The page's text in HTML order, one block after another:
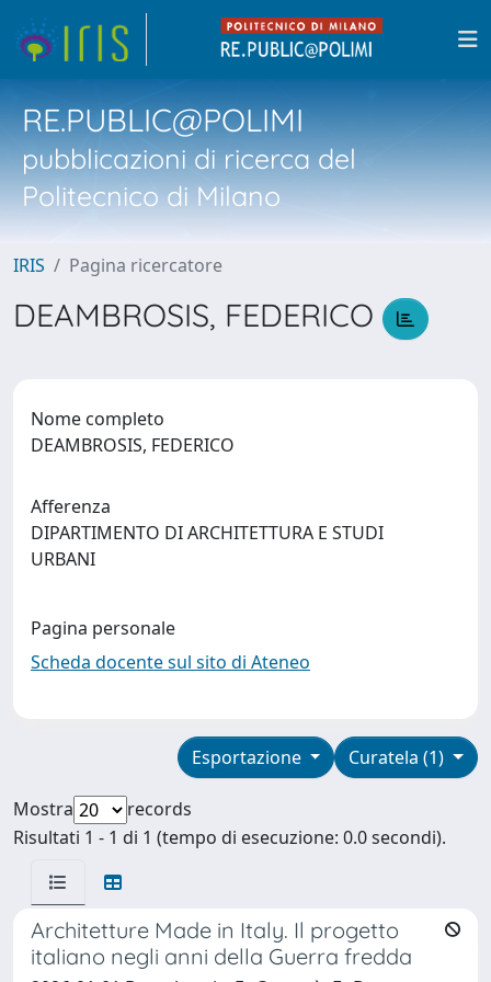
RE.PUBLIC@POLIMI
pubblicazioni di ricerca del
Politecnico di Milano
IRIS Pagina ricercatore
DEAMBROSIS, FEDERICO
Nome completo
DEAMBROSIS, FEDERICO
Afferenza
DIPARTIMENTO DI ARCHITETTURA E STUDI
URBANI
Pagina personale
Scheda docente sul sito di Ateneo
Curatela (1)
Esportazione
Mostra
records
Risultati 1 - 1 di 1 (tempo di esecuzione: 0.0 secondi).
Architetture Made in Italy. Il progetto
italiano negli anni della Guerra fredda